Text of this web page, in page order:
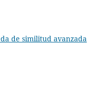
de similitud avanzada